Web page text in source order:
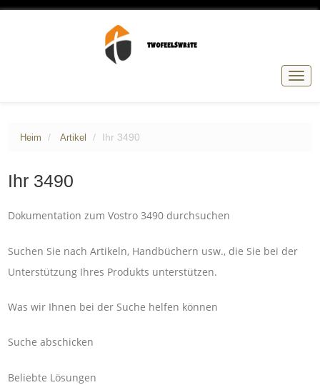
Heim Artikel Ihr 3490
Ihr 3490
Dokumentation zum Vostro 3490 durchsuchen
Suchen Sie nach Artikeln, Handbüchern usw., die Sie bei der
Unterstützung Ihres Produkts unterstützen.
Was wir Ihnen bei der Suche helfen können
Suche abschicken
Beliebte Lösungen